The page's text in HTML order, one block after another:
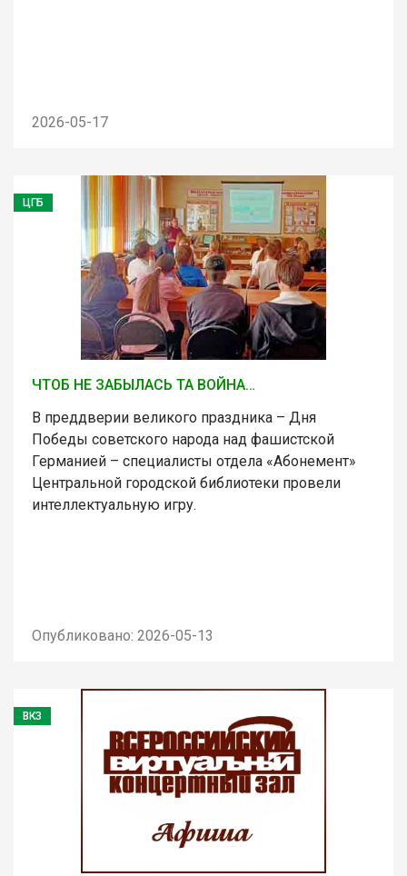
2026-05-17
ЦГБ
ЧТОБ НЕ ЗАБЫЛАСЬ ТА ВОЙНА…
В преддверии великого праздника – Дня
Победы советского народа над фашистской
Германией – специалисты отдела «Абонемент»
Центральной городской библиотеки провели
интеллектуальную игру.
Опубликовано: 2026-05-13
ВКЗ